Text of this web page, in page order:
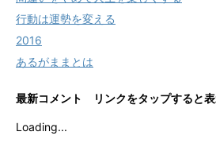
行動は運勢を変える
2016
あるがままとは
最新コメント リンクをタップすると
Loading...